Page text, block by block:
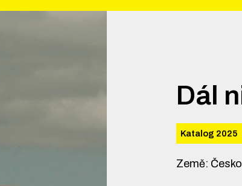
Dál
Katalog 2025
Země: Česko